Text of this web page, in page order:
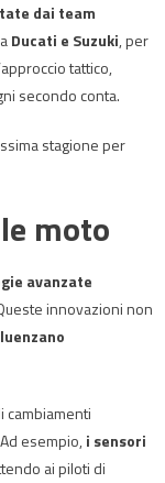
dai team
Ducati e Suzuki, per
tattico,
secondo conta.
stagione per
moto
avanzate
innovazioni non
cambiamenti
esempio,i sensori
ai piloti di